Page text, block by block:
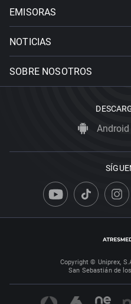
EMISORAS
NOTICIAS
SOBRE NOSOTROS
Android
Copyright © Uniprex,
San Sebastián de